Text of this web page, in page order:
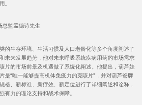
。
总监孟德诗先生
的生存环境、生活习惯及人口老龄化等多个角度阐述了
未来发展趋势，他对未来呼吸系统疾病用药的市场需求
片的市场前景及机遇做了系统化阐述。他提出，葫芦娃
是“唯一能够提高机体免疫力的克咳片”，并对葫芦爸牌
格、新标准、新疗效、新定位进行了详细阐述和诠释，
有力的理论支持和战术保障。